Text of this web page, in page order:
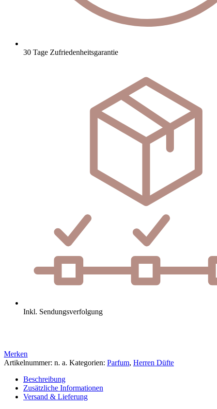
30 Tage Zufriedenheitsgarantie
Inkl. Sendungsverfolgung
Merken
Artikelnummer: n. a. Kategorien: Parfum, Herren Düfte
Beschreibung
Zusätzliche Informationen
Versand & Lieferung